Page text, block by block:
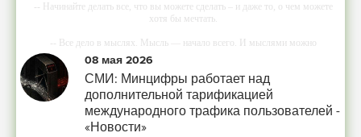
-- Начинайте делать все, что вы можете сделать – и даже то, о чем можете
хотя бы мечтать.
-- Все дело в мыслях. Мысль — начало всего. И мыслями можно
управлять. И поэтому главное дело совершенствования: работать над
-- Идите уверенно по направлению к мечте. Живите той жизнью, которую
вы сами себе придумали.
-- Самое большое богатство — это ум. Самая большая нищета — глупость.
08 мая 2026
СМИ: Минцифры работает над
дополнительной тарификацией
международного трафика пользователей -
«Новости»